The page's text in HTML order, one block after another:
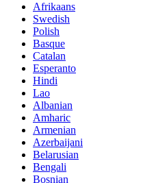
Afrikaans
Swedish
Polish
Basque
Catalan
Esperanto
Hindi
Lao
Albanian
Amharic
Armenian
Azerbaijani
Belarusian
Bengali
Bosnian